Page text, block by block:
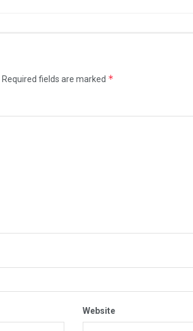
Required fields are marked *
Website